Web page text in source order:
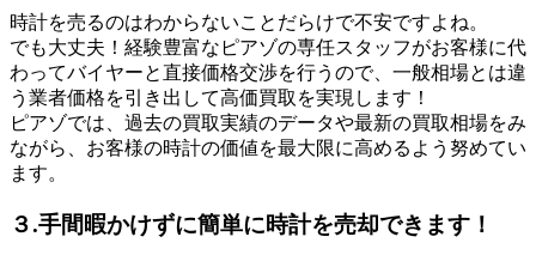
時計を売るのはわからないことだらけで不安ですよね。
でも大丈夫！経験豊富なピアゾの専任スタッフがお客様に代
わってバイヤーと直接価格交渉を行うので、一般相場とは違
う業者価格を引き出して高価買取を実現します！
ピアゾでは、過去の買取実績のデータや最新の買取相場をみ
ながら、お客様の時計の価値を最大限に高めるよう努めてい
ます。
３.手間暇かけずに簡単に時計を売却できます！